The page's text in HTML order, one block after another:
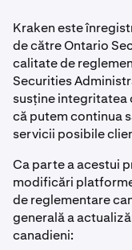
Kraken este
de către Ontario
calitate de
Securities
susține integritatea
că putem continua
servicii posibile
Ca parte a acestui
modificări
de reglementare
generală a
canadieni: